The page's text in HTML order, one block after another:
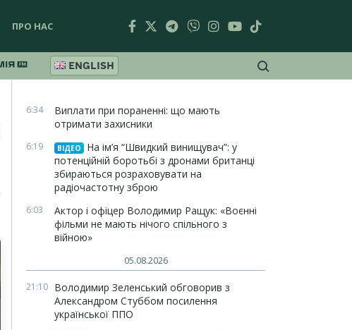
ПРО НАС
ENGLISH
6:34
Виплати при пораненні: що мають
отримати захисники
6:19 ВІДЕО
На ім’я “Швидкий винищувач”: у
потенційній боротьбі з дронами британці
збираються розраховувати на
радіочастотну зброю
6:03
Актор і офіцер Володимир Ращук: «Воєнні
фільми не мають нічого спільного з
війною»
05.08.2026
21:10 Володимир Зеленський обговорив з
Александром Стуббом посилення
української ППО